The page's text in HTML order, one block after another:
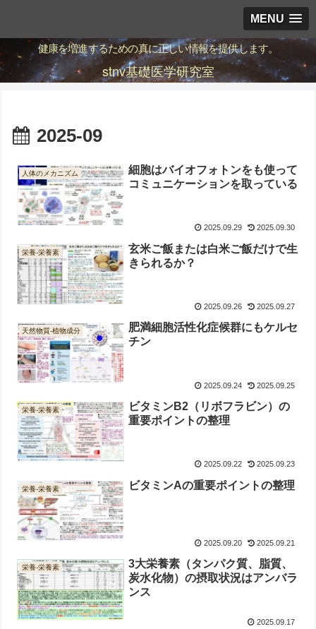
MENU
健康を増進するための真に正しい情報を提供します。
stnv基礎医学研究室
2025-09
人体のメカニズム
細胞はバイオフォトンをも使って
コミュニケーションを取っている
2025.09.29 2025.09.30
栄養-栄養素
玄米ご飯または白米ご飯だけで生
きられるか？
2025.09.26 2025.09.27
天然物質-植物成分
肥満細胞活性化症候群にもケルセ
チン
2025.09.24 2025.09.25
栄養-栄養素
ビタミンB2（リボフラビン）の
重要ポイントの整理
2025.09.22 2025.09.23
栄養-栄養素 ビタミンAの重要ポイントの整理
2025.09.20 2025.09.21
栄養-栄養素
3大栄養素（タンパク質、脂質、
炭水化物）の摂取状況はアンバラ
ンス
2025.09.17